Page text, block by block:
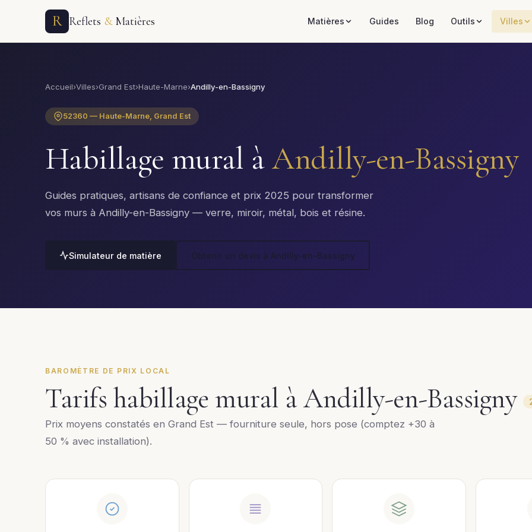
R Reflets &Matières Matières Guides Blog Outils Villes
Accueil›Villes›Grand Est›Haute-Marne›Andilly-en-Bassigny
52360 — Haute-Marne, Grand Est
Habillage mural àAndilly-en-Bassigny
Guides pratiques, artisans de confiance et prix 2025 pour transformer
vos murs à Andilly-en-Bassigny — verre, miroir, métal, bois et résine.
Simulateur de matière Obtenir un devis à Andilly-en-Bassigny
BAROMÈTRE DE PRIX LOCAL
Tarifs habillage mural à Andilly-en-Bassigny
Prix moyens constatés en Grand Est — fourniture seule, hors pose (comptez +30 à
50 % avec installation).